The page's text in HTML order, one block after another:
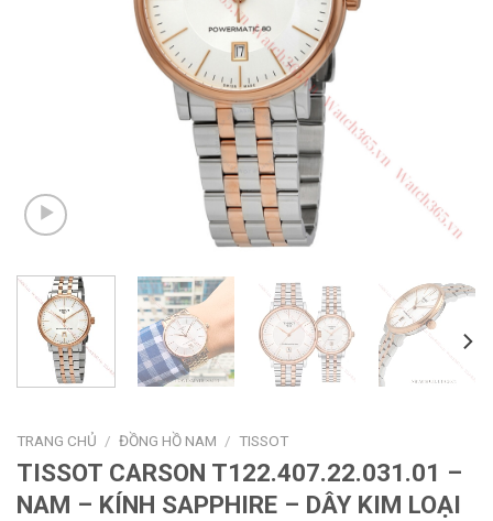
TRANG CHỦ / ĐỒNG HỒ NAM / TISSOT
TISSOT CARSON T122.407.22.031.01 –
NAM – KÍNH SAPPHIRE – DÂY KIM LOẠI